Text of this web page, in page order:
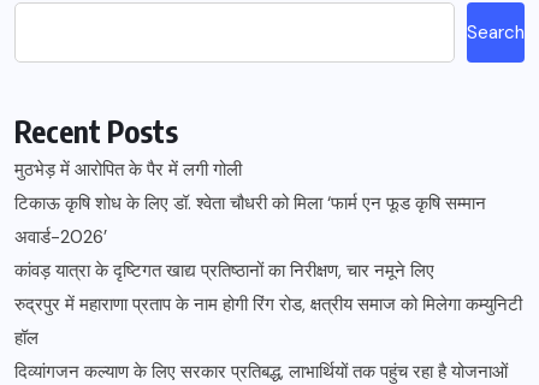
Search
Recent Posts
मुठभेड़ में आरोपित के पैर में लगी गोली
टिकाऊ कृषि शोध के लिए डॉ. श्वेता चौधरी को मिला ‘फार्म एन फूड कृषि सम्मान
अवार्ड-2026’
कांवड़ यात्रा के दृष्टिगत खाद्य प्रतिष्ठानों का निरीक्षण, चार नमूने लिए
रुद्रपुर में महाराणा प्रताप के नाम होगी रिंग रोड, क्षत्रीय समाज को मिलेगा कम्युनिटी
हॉल
दिव्यांगजन कल्याण के लिए सरकार प्रतिबद्ध, लाभार्थियों तक पहुंच रहा है योजनाओं